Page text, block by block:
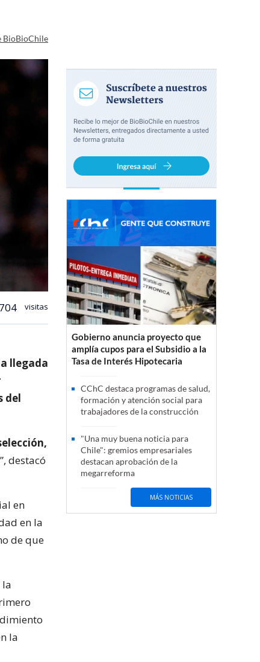
BioBioChile
704 visitas
llegada
del
destacó
en
en la
de que
la
la
Gobierno anuncia proyecto que
amplía cupos para el Subsidio a la
Tasa de Interés Hipotecaria
CChC destaca programas de salud,
formación y atención social para
trabajadores de la construcción
"Una muy buena noticia para
Chile": gremios empresariales
destacan aprobación de la
megarreforma
MÁS NOTICIAS